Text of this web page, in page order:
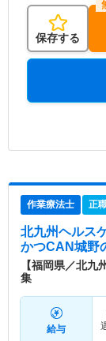
保存する
作業療法士 正
北九州ヘルス
かつCAN城野
【福岡県／北
集
給与